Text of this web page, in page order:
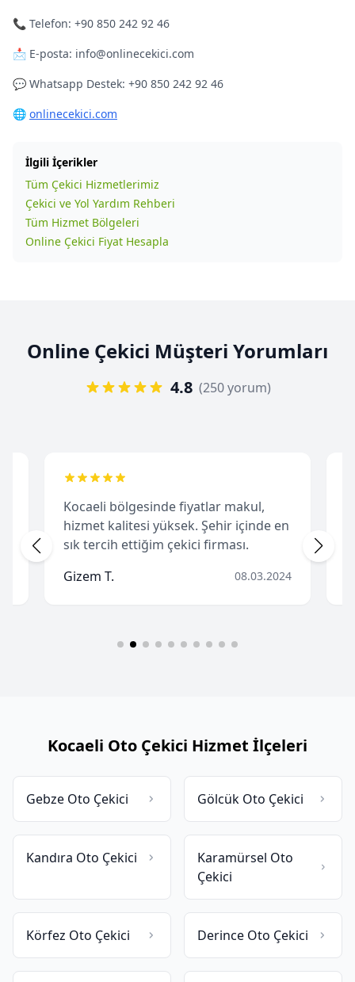
📞 Telefon: +90 850 242 92 46
📩 E-posta: info@onlinecekici.com
💬 Whatsapp Destek: +90 850 242 92 46
🌐 onlinecekici.com
İlgili İçerikler
Tüm Çekici Hizmetlerimiz
Çekici ve Yol Yardım Rehberi
Tüm Hizmet Bölgeleri
Online Çekici Fiyat Hesapla
Online Çekici Müşteri Yorumları
4.8 (250 yorum)
Kocaeli bölgesinde fiyatlar makul,
hizmet kalitesi yüksek. Şehir içinde en
sık tercih ettiğim çekici firması.
Gizem T.
08.03.2024
Kocaeli Oto Çekici Hizmet İlçeleri
Gebze Oto Çekici Gölcük Oto Çekici
Kandıra Oto Çekici
Karamürsel Oto
Çekici
Körfez Oto Çekici Derince Oto Çekici